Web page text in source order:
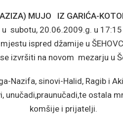
MUJO IZ GARIĆA-
u subotu, 20.06.2009.g. u
ispred džamije u
izvršiti na novom mezarju u
Nazifa, sinovi-Halid, Ragib i
unučadi,praunučadi,te ostala
komšije i prijatelji.